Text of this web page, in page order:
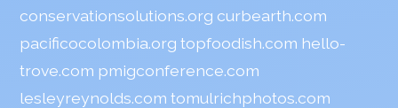
conservationsolutions.org curbearth.com
pacificocolombia.org topfoodish.com hello-
trove.com pmigconference.com
lesleyreynolds.com tomulrichphotos.com